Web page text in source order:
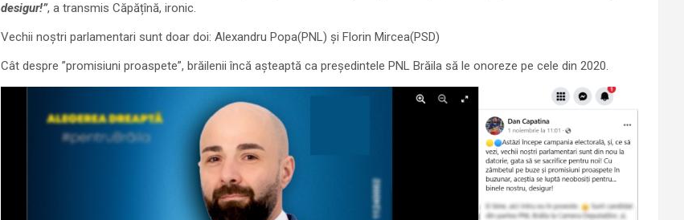
desigur!”, a transmis Căpățînă, ironic.
Vechii noștri parlamentari sunt doar doi: Alexandru Popa(PNL) și Florin Mircea(PSD)
Cât despre ”promisiuni proaspete”, brăilenii încă așteaptă ca președintele PNL Brăila să le onoreze pe cele din 2020.